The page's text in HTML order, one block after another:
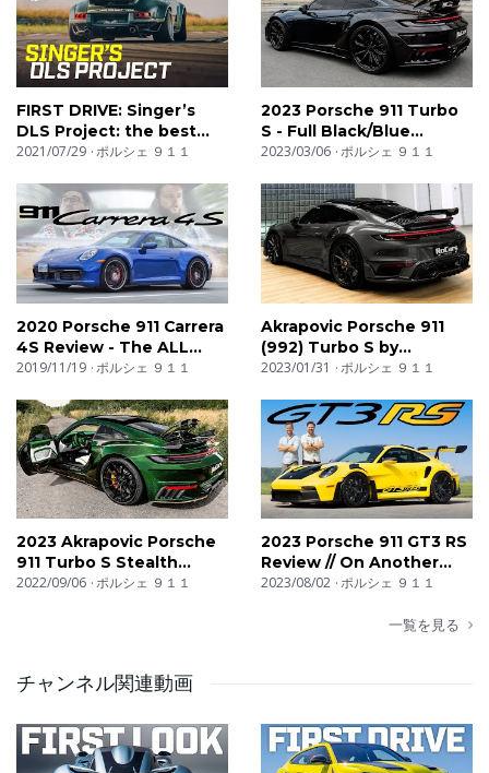
X/Twitter: https://x.com/BBC_TopGear
This is a commercial channel from BBC Studios.
Service & Feedback
https://www.bbcstudios.com/contact/contact-us/
00:00 Porsche 911 GT3 Manthey Introduction
00:44 How Much Does It Cost?
00:57 What Does A Manthey Kit Consist Of?
01:36 Lightweight Wheels & Upgraded Brakes
02:40 Manthey Springs & Dampers
03:21 Carbonfibre Aerodiscs
03:52 A Bigger & Better Rear Wing
04:48 Something From The GT3 RS…
05:27 Interior Explainer
07:11 Why The Fuss About Manthey?
08:36 Porsche 911 GT3 Manthey Track Review
11:53 What Amazes Us About This Manthey GT3
13:27 Porsche 911 GT3 Manthey Conclusio
FIRST DRIVE: Singer’s
DLS Project: the best
Porsche 911? £2mil,
road & track
2021/07/29 ポルシェ ９１１
2023 Porsche 911 Turbo
S - Full Black/Blue
Carbon 911 by TopCar
2023/03/06 ポルシェ ９１１
2020 Porsche 911 Carrera
4S Review - The ALL
NEW 992
2019/11/19 ポルシェ ９１１
Akrapovic Porsche 911
(992) Turbo S by
TECHART - Sound,
details
2023/01/31 ポルシェ ９１１
2023 Akrapovic Porsche
911 Turbo S Stealth
Edition by TopCar Design
2022/09/06 ポルシェ ９１１
2023 Porsche 911 GT3 RS
Review // On Another
Level (+ INSANE Lap
2023/08/02 ポルシェ ９１１
一覧を見る
チャンネル関連動画